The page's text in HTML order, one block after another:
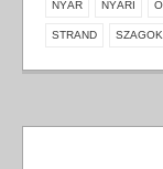
NYÁR NYÁRI
STRAND SZAGOK